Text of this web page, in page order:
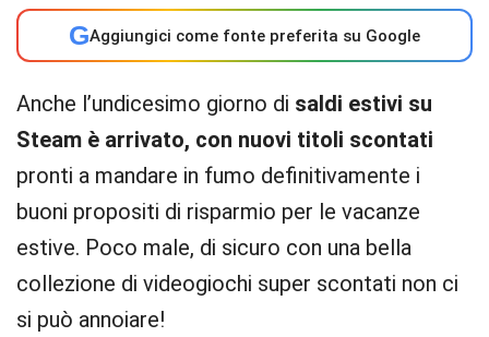
GAggiungici come fonte preferita su Google
Anche l’undicesimo giorno di saldi estivi su
Steam è arrivato, con nuovi titoli scontati
pronti a mandare in fumo definitivamente i
buoni propositi di risparmio per le vacanze
estive. Poco male, di sicuro con una bella
collezione di videogiochi super scontati non ci
si può annoiare!